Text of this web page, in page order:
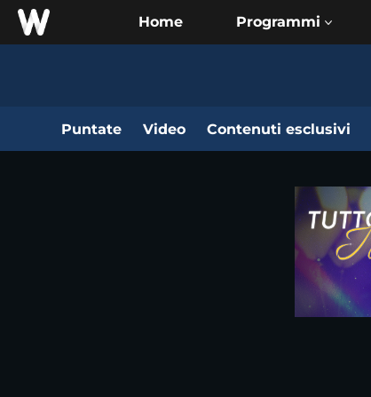
Home
Puntate Video Contenuti esclusivi